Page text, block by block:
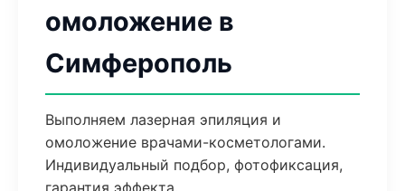
омоложение в
Симферополь
Выполняем лазерная эпиляция и
омоложение врачами-косметологами.
Индивидуальный подбор, фотофиксация,
гарантия эффекта.